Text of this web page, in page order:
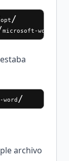
opt /
microsoft-word
/
archivo